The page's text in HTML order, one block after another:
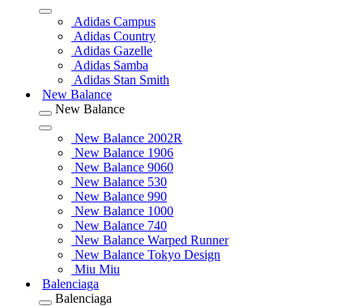
Adidas Campus
Adidas Country
Adidas Gazelle
Adidas Samba
Adidas Stan Smith
New Balance
New Balance
New Balance 2002R
New Balance 1906
New Balance 9060
New Balance 530
New Balance 990
New Balance 1000
New Balance 740
New Balance Warped Runner
New Balance Tokyo Design
Miu Miu
Balenciaga
Balenciaga